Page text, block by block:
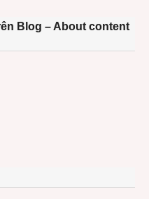
Blog – About content